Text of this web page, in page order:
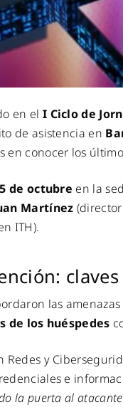
en el I Ciclo de
de asistencia en
en conocer los
de octubre en la
Martínez
ITH).
las
de los huéspedes
Redes y
e
la puerta al